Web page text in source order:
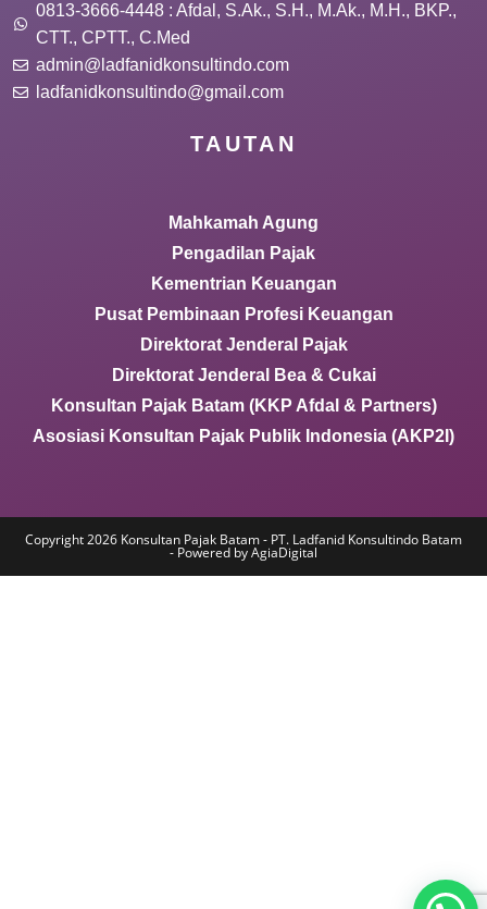
0813-3666-4448 : Afdal, S.Ak., S.H., M.Ak., M.H., BKP.,
CTT., CPTT., C.Med
admin@ladfanidkonsultindo.com
ladfanidkonsultindo@gmail.com
TAUTAN
Mahkamah Agung
Pengadilan Pajak
Kementrian Keuangan
Pusat Pembinaan Profesi Keuangan
Direktorat Jenderal Pajak
Direktorat Jenderal Bea & Cukai
Konsultan Pajak Batam (KKP Afdal & Partners)
Asosiasi Konsultan Pajak Publik Indonesia (AKP2I)
Copyright 2026 Konsultan Pajak Batam - PT. Ladfanid Konsultindo Batam
- Powered by AgiaDigital